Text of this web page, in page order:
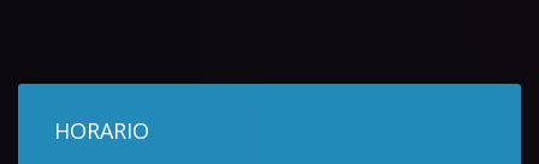
HORARIO